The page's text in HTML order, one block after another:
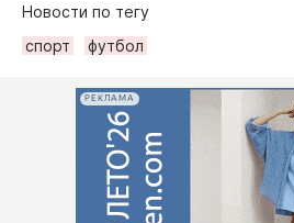
Новости по тегу
спорт
футбол
РЕКЛАМА